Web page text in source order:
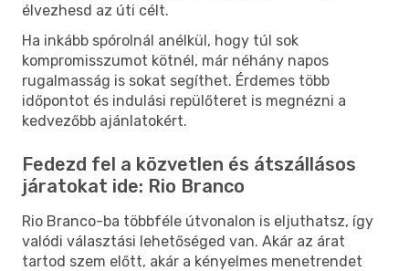
élvezhesd az úti célt.
Ha inkább spórolnál anélkül, hogy túl sok
kompromisszumot kötnél, már néhány napos
rugalmasság is sokat segíthet. Érdemes több
időpontot és indulási repülőteret is megnézni a
kedvezőbb ajánlatokért.
Fedezd fel a közvetlen és átszállásos
járatokat ide: Rio Branco
Rio Branco-ba többféle útvonalon is eljuthatsz, így
valódi választási lehetőséged van. Akár az árat
tartod szem előtt, akár a kényelmes menetrendet